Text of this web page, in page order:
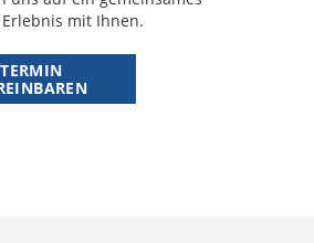
mit Ihnen.
TERMIN